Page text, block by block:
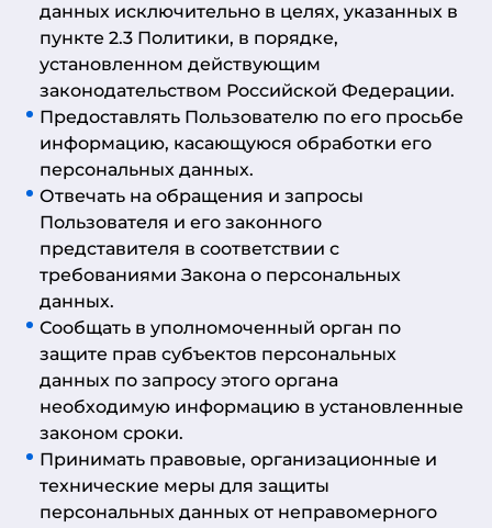
данных исключительно в целях, указанных в
пункте 2.3 Политики, в порядке,
установленном действующим
законодательством Российской Федерации.
Предоставлять Пользователю по его просьбе
информацию, касающуюся обработки его
персональных данных.
Отвечать на обращения и запросы
Пользователя и его законного
представителя в соответствии с
требованиями Закона о персональных
данных.
Сообщать в уполномоченный орган по
защите прав субъектов персональных
данных по запросу этого органа
необходимую информацию в установленные
законом сроки.
Принимать правовые, организационные и
технические меры для защиты
персональных данных от неправомерного